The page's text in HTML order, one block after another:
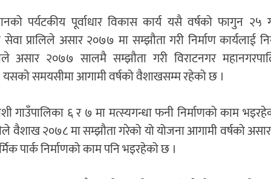
पर्यटकीय पूर्वाधार विकास कार्य यसै वर्षको फागुन २५
प्रालिले असार २०७७ मा सम्झौता गरी निर्माण कार्यलाई
२०७७ सालमै सम्झौता गरी विराटनगर
समयसीमा आगामी वर्षको वैशाखसम्म रहेको छ ।
गाउँपालिका ६ र ७ मा मत्स्यगन्धा फनी निर्माणको काम
वैशाख २०७८ मा सम्झौता गरेको यो योजना आगामी वर्षको
पार्क निर्माणको काम पनि भइरहेको छ ।